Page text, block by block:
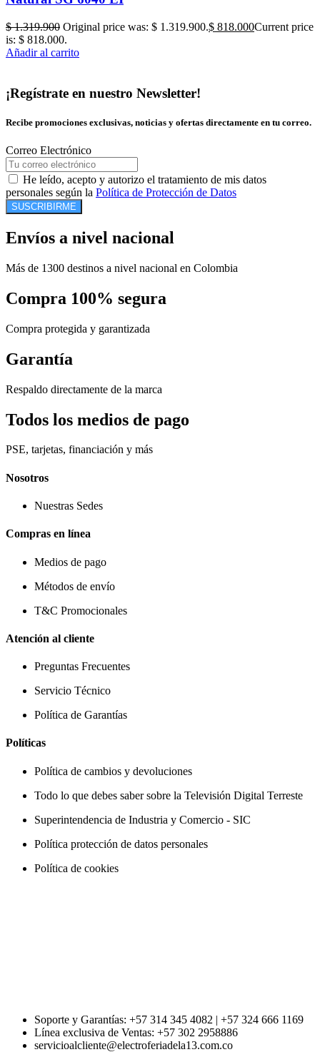
$1.319.900 Original price was: $ 1.319.900.$ 818.000Current price
is: $ 818.000.
Añadir al carrito
¡Regístrate en nuestro Newsletter!
Recibe promociones exclusivas, noticias y ofertas directamente en tu correo.
Correo Electrónico
He leído, acepto y autorizo el tratamiento de mis datos
personales según la Política de Protección de Datos
SUSCRIBIRME
Envíos a nivel nacional
Más de 1300 destinos a nivel nacional en Colombia
Compra 100% segura
Compra protegida y garantizada
Garantía
Respaldo directamente de la marca
Todos los medios de pago
PSE, tarjetas, financiación y más
Nosotros
Nuestras Sedes
Compras en línea
Medios de pago
Métodos de envío
T&C Promocionales
Atención al cliente
Preguntas Frecuentes
Servicio Técnico
Política de Garantías
Políticas
Política de cambios y devoluciones
Todo lo que debes saber sobre la Televisión Digital Terreste
Superintendencia de Industria y Comercio - SIC
Política protección de datos personales
Política de cookies
Soporte y Garantías: +57 314 345 4082 | +57 324 666 1169
Línea exclusiva de Ventas: +57 302 2958886
servicioalcliente@electroferiadela13.com.co